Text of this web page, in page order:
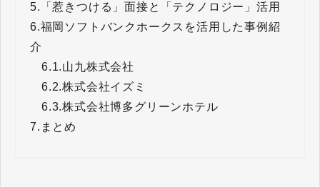
5. 「惹きつける」面接と「テクノロジー」活用
6.福岡ソフトバンクホークスを活用した事例紹
介
6.1.山九株式会社
6.2.株式会社イズミ
6.3.株式会社博多グリーンホテル
7. まとめ